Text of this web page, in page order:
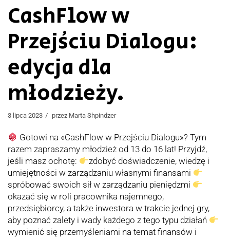
CashFlow w
Przejściu Dialogu:
edycja dla
młodzieży.
3 lipca 2023 przez Marta Shpindzer
Gotowi na «CashFlow w Przejściu Dialogu»? Tym
razem zapraszamy młodzież od 13 do 16 lat! Przyjdź,
jeśli masz ochotę:
zdobyć doświadczenie, wiedzę i
umiejętności w zarządzaniu własnymi finansami
spróbować swoich sił w zarządzaniu pieniędzmi
okazać się w roli pracownika najemnego,
przedsiębiorcy, a także inwestora w trakcie jednej gry,
aby poznać zalety i wady każdego z tego typu działań
wymienić się przemyśleniami na temat finansów i